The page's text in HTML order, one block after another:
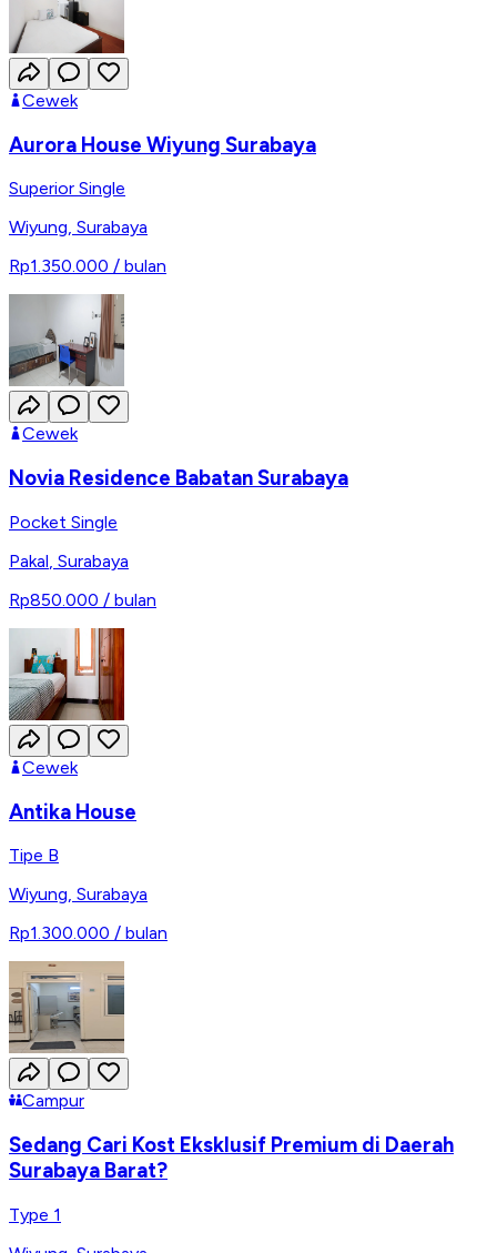
Cewek
Aurora House Wiyung Surabaya
Superior Single
Wiyung, Surabaya
Rp1.350.000 / bulan
Cewek
Novia Residence Babatan Surabaya
Pocket Single
Pakal, Surabaya
Rp850.000 / bulan
Cewek
Antika House
Tipe B
Wiyung, Surabaya
Rp1.300.000 / bulan
Campur
Sedang Cari Kost Eksklusif Premium di Daerah
Surabaya Barat?
Type 1